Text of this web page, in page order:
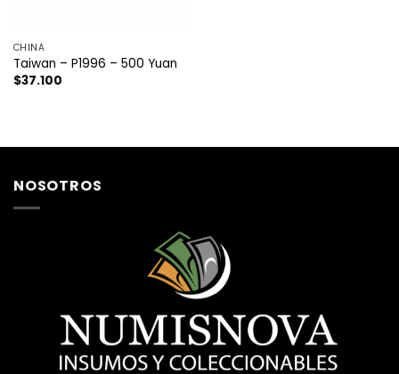
CHINA
Taiwan – P1996 – 500 Yuan
$37.100
NOSOTROS